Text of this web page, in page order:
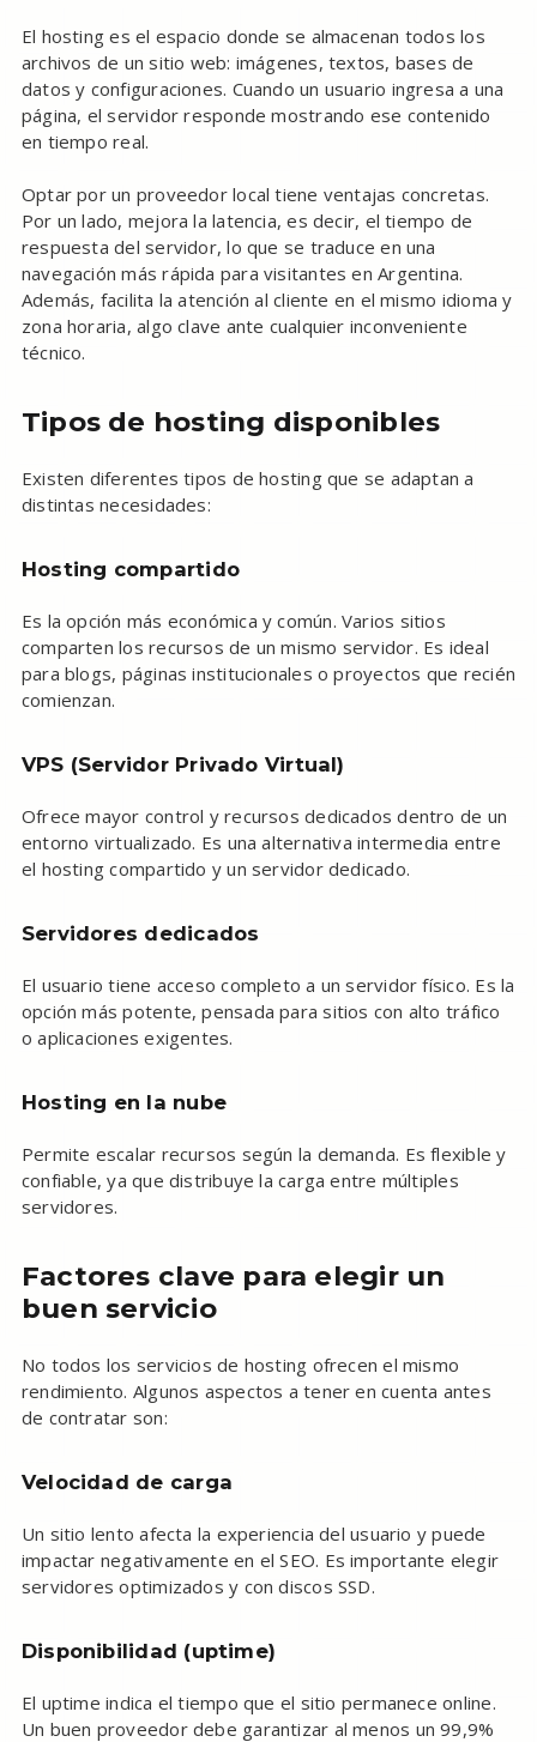
El hosting es el espacio donde se almacenan todos los
archivos de un sitio web: imágenes, textos, bases de
datos y configuraciones. Cuando un usuario ingresa a una
página, el servidor responde mostrando ese contenido
en tiempo real.
Optar por un proveedor local tiene ventajas concretas.
Por un lado, mejora la latencia, es decir, el tiempo de
respuesta del servidor, lo que se traduce en una
navegación más rápida para visitantes en Argentina.
Además, facilita la atención al cliente en el mismo idioma y
zona horaria, algo clave ante cualquier inconveniente
técnico.
Tipos de hosting disponibles
Existen diferentes tipos de hosting que se adaptan a
distintas necesidades:
Hosting compartido
Es la opción más económica y común. Varios sitios
comparten los recursos de un mismo servidor. Es ideal
para blogs, páginas institucionales o proyectos que recién
comienzan.
VPS (Servidor Privado Virtual)
Ofrece mayor control y recursos dedicados dentro de un
entorno virtualizado. Es una alternativa intermedia entre
el hosting compartido y un servidor dedicado.
Servidores dedicados
El usuario tiene acceso completo a un servidor físico. Es la
opción más potente, pensada para sitios con alto tráfico
o aplicaciones exigentes.
Hosting en la nube
Permite escalar recursos según la demanda. Es flexible y
confiable, ya que distribuye la carga entre múltiples
servidores.
Factores clave para elegir un
buen servicio
No todos los servicios de hosting ofrecen el mismo
rendimiento. Algunos aspectos a tener en cuenta antes
de contratar son:
Velocidad de carga
Un sitio lento afecta la experiencia del usuario y puede
impactar negativamente en el SEO. Es importante elegir
servidores optimizados y con discos SSD.
Disponibilidad (uptime)
El uptime indica el tiempo que el sitio permanece online.
Un buen proveedor debe garantizar al menos un 99,9%